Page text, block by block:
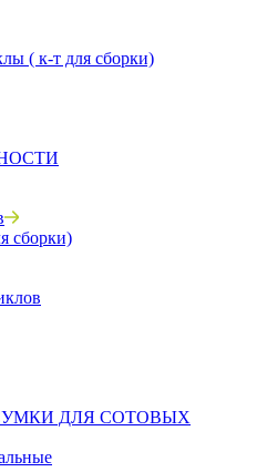
( к-т для сборки)
сборки)
ДЛЯ СОТОВЫХ